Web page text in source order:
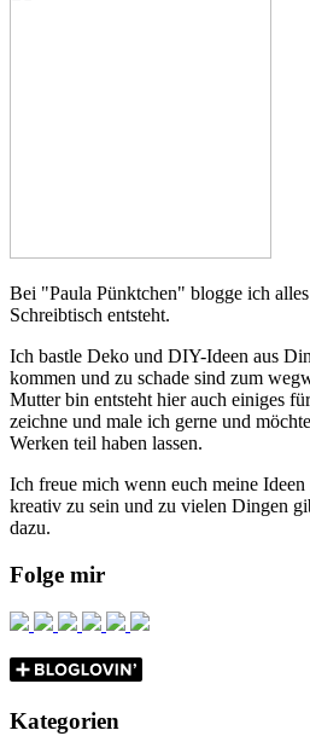
Bei "Paula Pünktchen" blogge ich
Schreibtisch entsteht.
Ich bastle Deko und DIY-Ideen aus
kommen und zu schade sind zum
Mutter bin entsteht hier auch einiges
zeichne und male ich gerne und
Werken teil haben lassen.
Ich freue mich wenn euch meine
kreativ zu sein und zu vielen Dingen
dazu.
Folge mir
Kategorien